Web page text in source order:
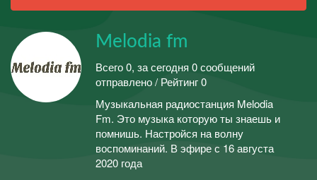
Melodia fm
Всего 0, за сегодня 0 сообщений
отправлено / Рейтинг 0
Музыкальная радиостанция Melodia
Fm. Это музыка которую ты знаешь и
помнишь. Настройся на волну
воспоминаний. В эфире с 16 августа
2020 года